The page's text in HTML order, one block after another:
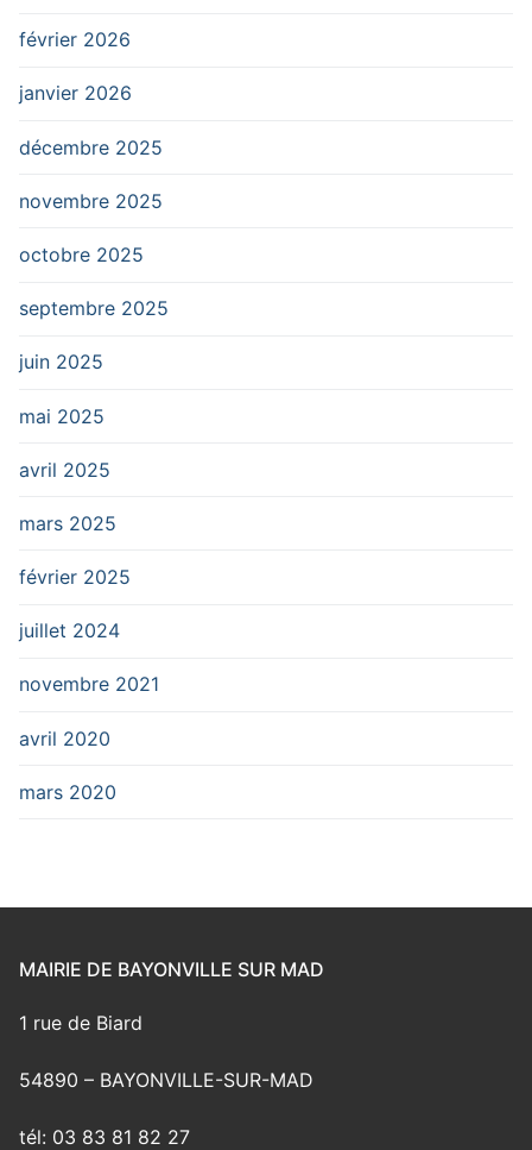
février 2026
janvier 2026
décembre 2025
novembre 2025
octobre 2025
septembre 2025
juin 2025
mai 2025
avril 2025
mars 2025
février 2025
juillet 2024
novembre 2021
avril 2020
mars 2020
MAIRIE DE BAYONVILLE SUR MAD
1 rue de Biard
54890 – BAYONVILLE-SUR-MAD
tél: 03 83 81 82 27